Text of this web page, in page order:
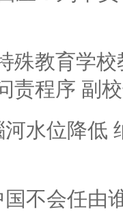
殊教育学
责程序 副
水位降低
不会任由